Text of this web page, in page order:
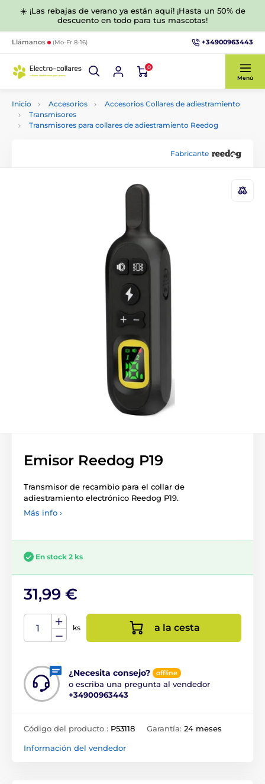
☀️ ¡Las rebajas de verano ya están aquí! ¡Hasta un 50% de
descuento en todo para tus mascotas!
Llámanos (Mo-Fr 8-16) +34900963443
0
Menú
Inicio Accesorios
Accesorios Collares de adiestramiento
Transmisores
Transmisores para collares de adiestramiento Reedog
Fabricante
Emisor Reedog P19
Transmisor de recambio para el collar de
adiestramiento electrónico Reedog P19.
Más info ›
En stock 2 ks
31,99 €
ks a la cesta
¿Necesita consejo? offline
o escriba una pregunta al vendedor
+34900963443
Código del producto : P53118 Garantía: 24 meses
Información del vendedor